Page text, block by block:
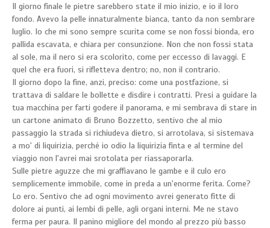
Il giorno finale le pietre sarebbero state il mio inizio, e io il loro
fondo. Avevo la pelle innaturalmente bianca, tanto da non sembrare
luglio. Io che mi sono sempre scurita come se non fossi bionda, ero
pallida escavata, e chiara per consunzione. Non che non fossi stata
al sole, ma il nero si era scolorito, come per eccesso di lavaggi. E
quel che era fuori, si rifletteva dentro; no, non il contrario.
Il giorno dopo la fine, anzi, preciso: come una postfazione, si
trattava di saldare le bollette e disdire i contratti. Presi a guidare la
tua macchina per farti godere il panorama, e mi sembrava di stare in
un cartone animato di Bruno Bozzetto, sentivo che al mio
passaggio la strada si richiudeva dietro, si arrotolava, si sistemava
a mo' di liquirizia, perché io odio la liquirizia finta e al termine del
viaggio non l'avrei mai srotolata per riassaporarla.
Sulle pietre aguzze che mi graffiavano le gambe e il culo ero
semplicemente immobile, come in preda a un'enorme ferita. Come?
Lo ero. Sentivo che ad ogni movimento avrei generato fitte di
dolore ai punti, ai lembi di pelle, agli organi interni. Me ne stavo
ferma per paura. Il panino migliore del mondo al prezzo più basso